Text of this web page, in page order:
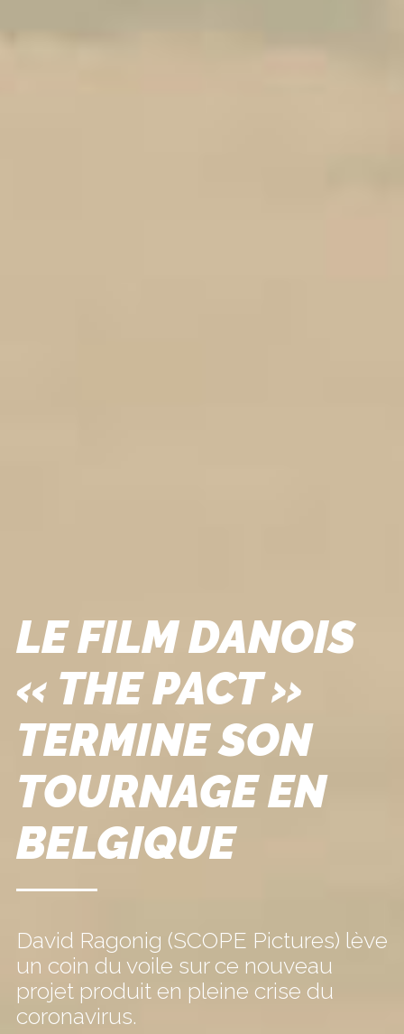
LE FILM DANOIS
« THE PACT »
TERMINE SON
TOURNAGE EN
BELGIQUE
David Ragonig (SCOPE Pictures) lève
un coin du voile sur ce nouveau
projet produit en pleine crise du
coronavirus.